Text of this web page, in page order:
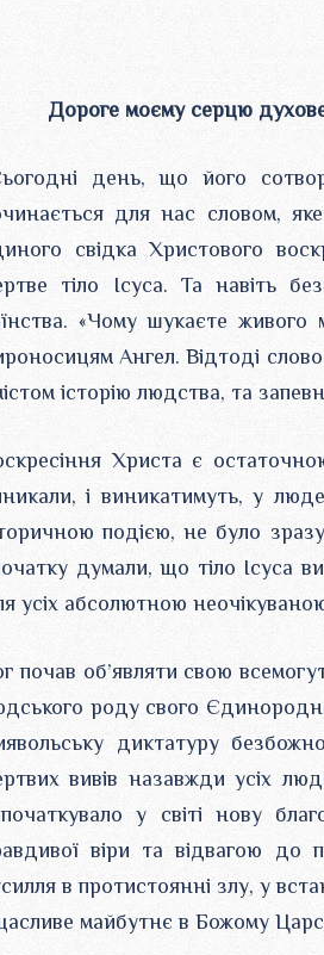
Дороге моєму серцю
день, що його
для нас словом,
свідка Христового
тіло Ісуса. Та навіть
«Чому шукаєте
Ангел. Відтоді
історію людства, та
Христа є
і виникатимуть, у
подією, не було
думали, що тіло Ісуса
усіх абсолютною
почав об’являти свою
роду свого
диктатуру
вивів назавжди усіх
у світі нову
віри та відвагою до
в протистоянні злу, у
майбутнє в Божому